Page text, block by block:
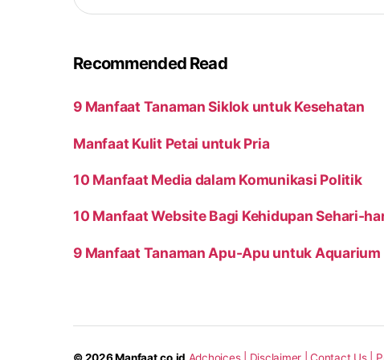
Recommended Read
9 Manfaat Tanaman Siklok untuk Kesehatan
Manfaat Kulit Petai untuk Pria
10 Manfaat Media dalam Komunikasi Politik
10 Manfaat Website Bagi Kehidupan Sehari-
9 Manfaat Tanaman Apu-Apu untuk Aquarium